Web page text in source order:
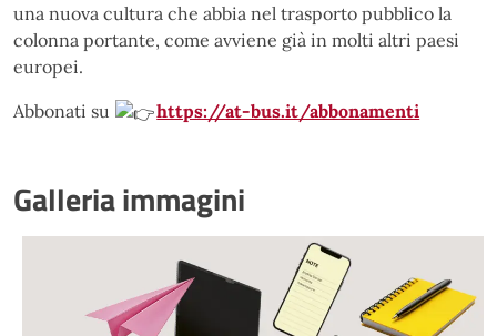
una nuova cultura che abbia nel trasporto pubblico la
colonna portante, come avviene già in molti altri paesi
europei.
Abbonati su
https://at-bus.it/abbonamenti
Galleria immagini